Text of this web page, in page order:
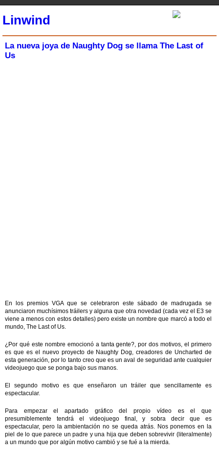
Linwind
La nueva joya de Naughty Dog se llama The Last of
Us
En los premios VGA que se celebraron este sábado de madrugada se
anunciaron muchísimos tráilers y alguna que otra novedad (cada vez el E3 se
viene a menos con estos detalles) pero existe un nombre que marcó a todo el
mundo, The Last of Us.
¿Por qué este nombre emocionó a tanta gente?, por dos motivos, el primero
es que es el nuevo proyecto de Naughty Dog, creadores de Uncharted de
esta generación, por lo tanto creo que es un aval de seguridad ante cualquier
videojuego que se ponga bajo sus manos.
El segundo motivo es que enseñaron un tráiler que sencillamente es
espectacular.
Para empezar el apartado gráfico del propio vídeo es el que
presumiblemente tendrá el videojuego final, y sobra decir que es
espectacular, pero la ambientación no se queda atrás. Nos ponemos en la
piel de lo que parece un padre y una hija que deben sobrevivir (literalmente)
a un mundo que por algún motivo cambió y se fué a la mierda.